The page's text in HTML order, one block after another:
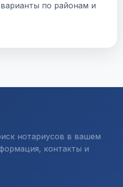
по районам и
нотариусов в вашем
контакты и